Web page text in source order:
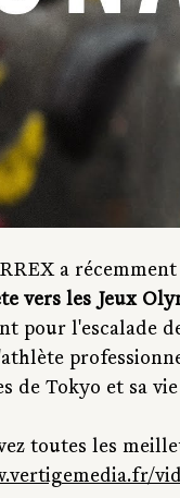
a
vers les Jeux
pour l'escalade
de Tokyo et sa
toutes les